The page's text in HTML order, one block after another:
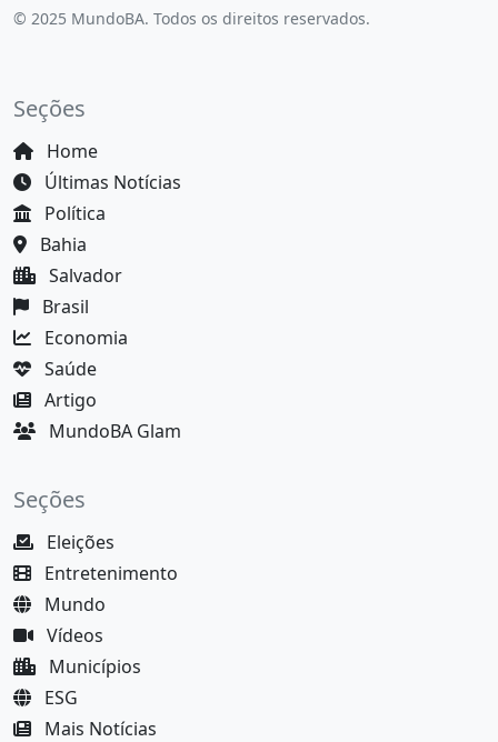
© 2025 MundoBA. Todos os direitos reservados.
Seções
Home
Últimas Notícias
Política
Bahia
Salvador
Brasil
Economia
Saúde
Artigo
MundoBA Glam
Seções
Eleições
Entretenimento
Mundo
Vídeos
Municípios
ESG
Mais Notícias